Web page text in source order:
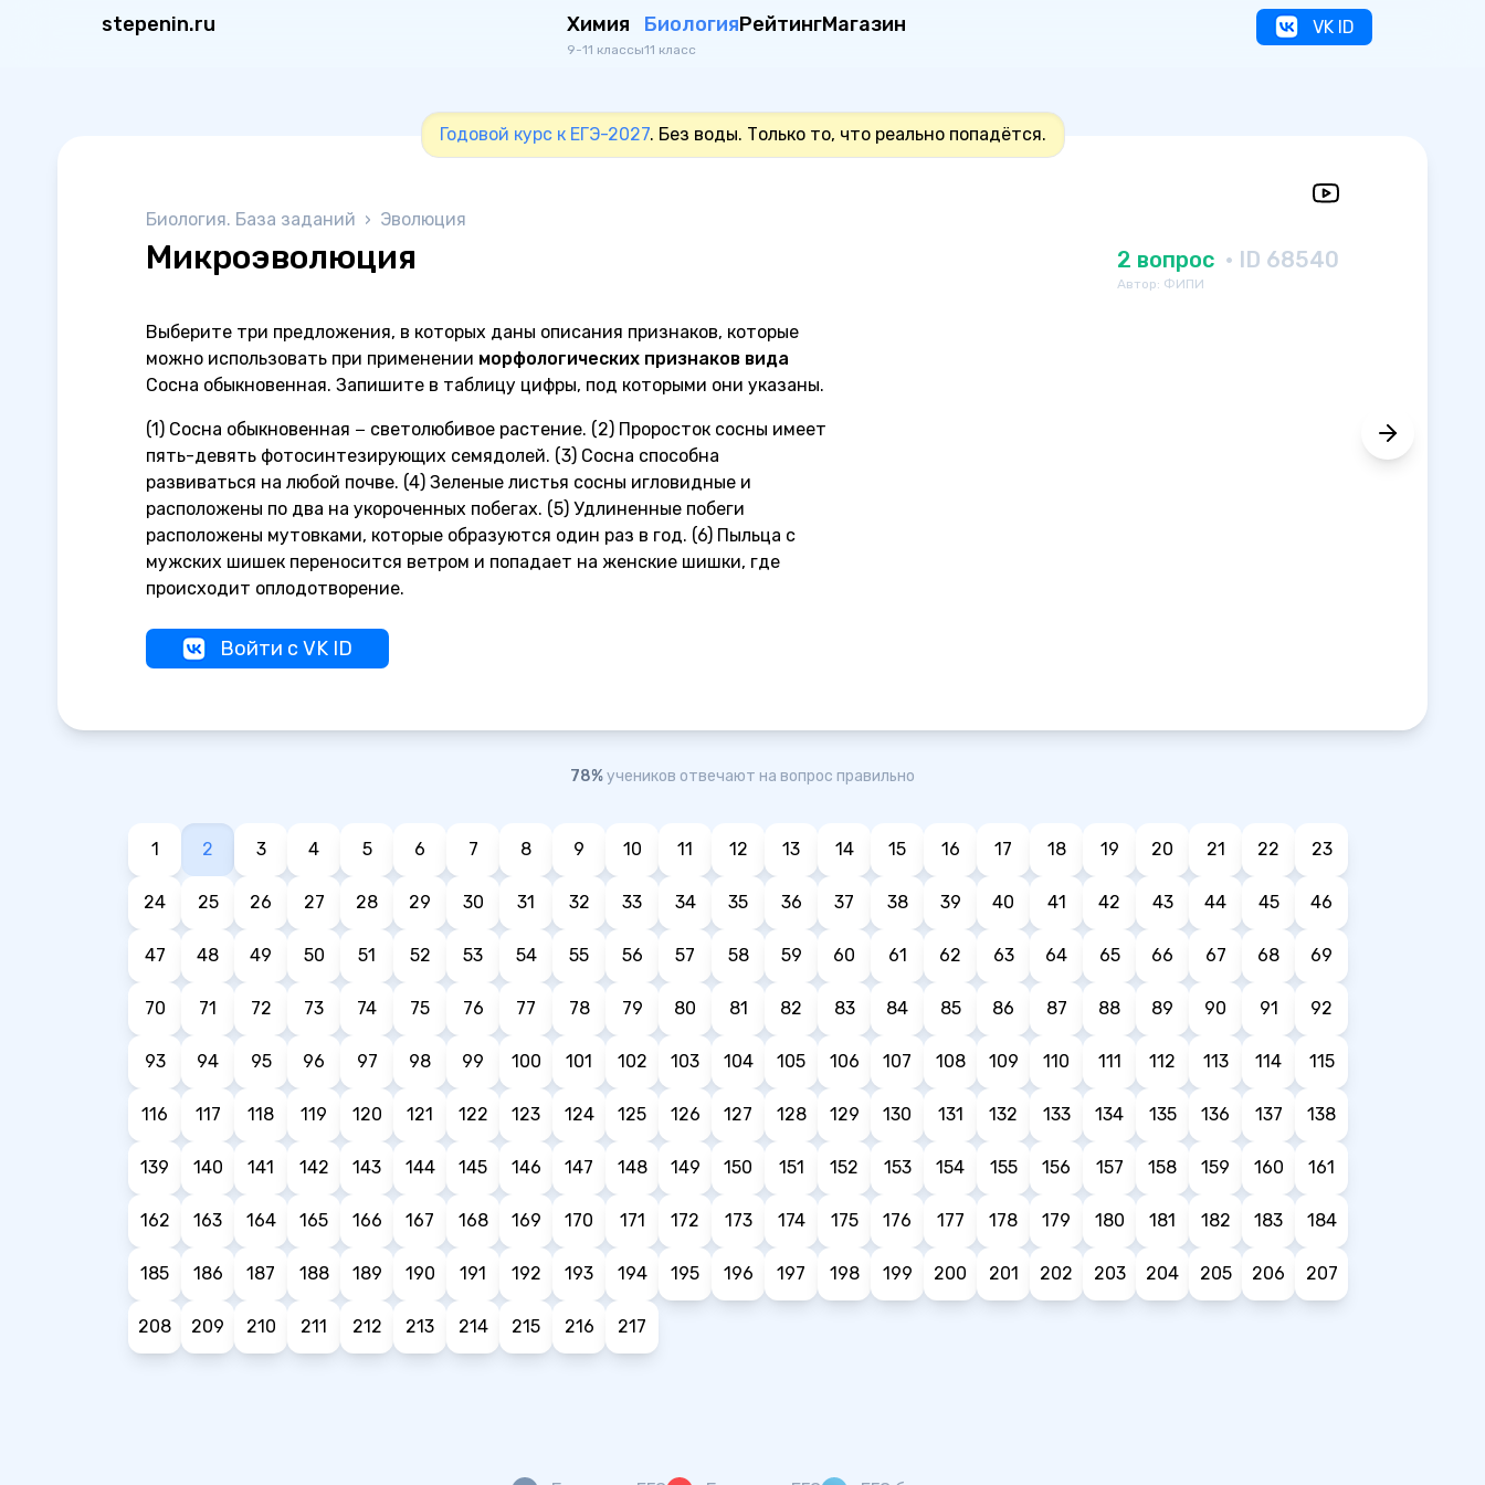
stepenin.ru Химия
9-11 классы
Биология
11 класс
РейтингМагазин VK ID
Годовой курс к ЕГЭ-2027. Без воды. Только то, что реально попадётся.
Биология. База заданий › Эволюция
Микроэволюция 2 вопрос · ID 68540
Автор: ФИПИ
Выберите три предложения, в которых даны описания признаков, которые
можно использовать при применении морфологических признаков вида
Сосна обыкновенная. Запишите в таблицу цифры, под которыми они указаны.
(1) Сосна обыкновенная − светолюбивое растение. (2) Проросток сосны имеет
пять-девять фотосинтезирующих семядолей. (3) Сосна способна
развиваться на любой почве. (4) Зеленые листья сосны игловидные и
расположены по два на укороченных побегах. (5) Удлиненные побеги
расположены мутовками, которые образуются один раз в год. (6) Пыльца с
мужских шишек переносится ветром и попадает на женские шишки, где
происходит оплодотворение.
Войти с VK ID
78%учеников отвечают на вопрос правильно
1 2 3 4 5 6 7 8 9 10 11 12 13 14 15 16 17 18 19 20 21 22 23
24 25 26 27 28 29 30 31 32 33 34 35 36 37 38 39 40 41 42 43 44 45 46
47 48 49 50 51 52 53 54 55 56 57 58 59 60 61 62 63 64 65 66 67 68 69
70 71 72 73 74 75 76 77 78 79 80 81 82 83 84 85 86 87 88 89 90 91 92
93 94 95 96 97 98 99 100 101 102 103 104 105 106 107 108 109 110 111 112 113 114 115
116 117 118 119 120 121 122 123 124 125 126 127 128 129 130 131 132 133 134 135 136 137 138
139 140 141 142 143 144 145 146 147 148 149 150 151 152 153 154 155 156 157 158 159 160 161
162 163 164 165 166 167 168 169 170 171 172 173 174 175 176 177 178 179 180 181 182 183 184
185 186 187 188 189 190 191 192 193 194 195 196 197 198 199 200 201 202 203 204 205 206 207
208 209 210 211 212 213 214 215 216 217